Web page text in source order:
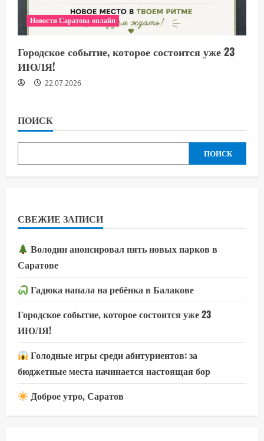
Новости Саратова онлайн
Городское событие, которое состоится уже 23
ИЮЛЯ!
22.07.2026
ПОИСК
ПОИСК
СВЕЖИЕ ЗАПИСИ
Володин анонсировал пять новых парков в
Саратове
Гадюка напала на ребёнка в Балакове
Городское событие, которое состоится уже 23
ИЮЛЯ!
Голодные игры среди абитуриентов: за
бюджетные места начинается настоящая бор
Доброе утро, Саратов